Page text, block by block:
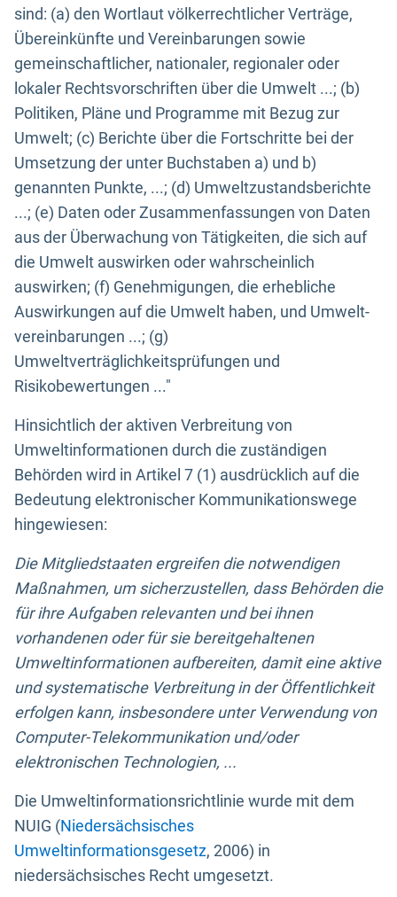
sind: (a) den Wortlaut völkerrechtlicher Verträge,
Übereinkünfte und Vereinbarungen sowie
gemeinschaftlicher, nationaler, regionaler oder
lokaler Rechtsvorschriften über die Umwelt ...; (b)
Politiken, Pläne und Programme mit Bezug zur
Umwelt; (c) Berichte über die Fortschritte bei der
Umsetzung der unter Buchstaben a) und b)
genannten Punkte, ...; (d) Umweltzustandsberichte
...; (e) Daten oder Zusammenfassungen von Daten
aus der Überwachung von Tätigkeiten, die sich auf
die Umwelt auswirken oder wahrscheinlich
auswirken; (f) Genehmigungen, die erhebliche
Auswirkungen auf die Umwelt haben, und Umwelt-
vereinbarungen ...; (g)
Umweltverträglichkeitsprüfungen und
Risikobewertungen ..."
Hinsichtlich der aktiven Verbreitung von
Umweltinformationen durch die zuständigen
Behörden wird in Artikel 7 (1) ausdrücklich auf die
Bedeutung elektronischer Kommunikationswege
hingewiesen:
Die Mitgliedstaaten ergreifen die notwendigen
Maßnahmen, um sicherzustellen, dass Behörden die
für ihre Aufgaben relevanten und bei ihnen
vorhandenen oder für sie bereitgehaltenen
Umweltinformationen aufbereiten, damit eine aktive
und systematische Verbreitung in der Öffentlichkeit
erfolgen kann, insbesondere unter Verwendung von
Computer-Telekommunikation und/oder
elektronischen Technologien, ...
Die Umweltinformationsrichtlinie wurde mit dem
NUIG (Niedersächsisches
Umweltinformationsgesetz, 2006) in
niedersächsisches Recht umgesetzt.